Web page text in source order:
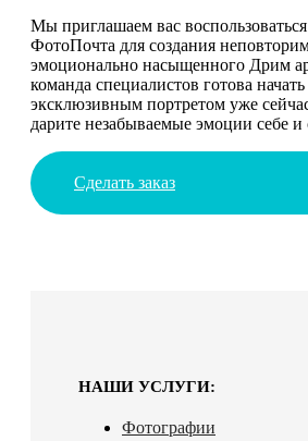
Мы приглашаем вас
ФотоПочта для создания
эмоционально насыщенного Дрим
команда специалистов готова
эксклюзивным портретом уже
дарите незабываемые эмоции себе
Сделать заказ
НАШИ УСЛУГИ:
Фотографии